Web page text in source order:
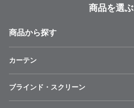
商品を選ぶ
商品から探す
カーテン
ブラインド・スクリーン